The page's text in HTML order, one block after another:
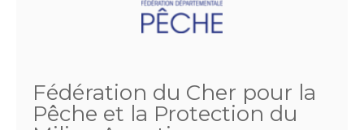
Fédération du Cher pour la
Pêche et la Protection du